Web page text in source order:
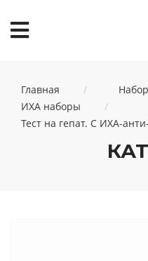
Главная
ИХА наборы
Тест на гепат. С ИХА-